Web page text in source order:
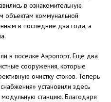
в ознакомительную
объектам коммунальной
в последние два года, а
в поселке Аэропорт. Еще два
сооружения, которые
очистку стоков. Теперь
установили здесь
станцию. Благодаря